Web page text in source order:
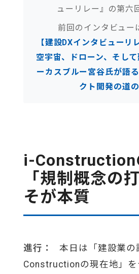
ューリレー』の第六
前回のインタビュー
【建設DXインタビューリ
空宇宙、ドローン、そし
ーカスブルー宮谷氏が語
クト開発の道
i-Construction
「規制概念の
そが本質
進行：
本日は「建設業の
Constructionの現在地」を